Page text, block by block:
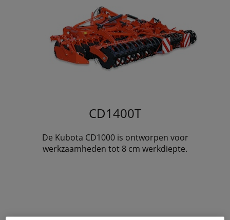
CD1400T
De Kubota CD1000 is ontworpen voor
werkzaamheden tot 8 cm werkdiepte.